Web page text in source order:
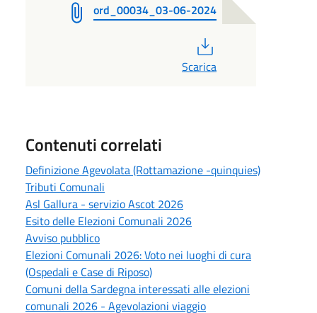
ord_00034_03-06-2024
Scarica
Contenuti correlati
Definizione Agevolata (Rottamazione -quinquies)
Tributi Comunali
Asl Gallura - servizio Ascot 2026
Esito delle Elezioni Comunali 2026
Avviso pubblico
Elezioni Comunali 2026: Voto nei luoghi di cura
(Ospedali e Case di Riposo)
Comuni della Sardegna interessati alle elezioni
comunali 2026 - Agevolazioni viaggio